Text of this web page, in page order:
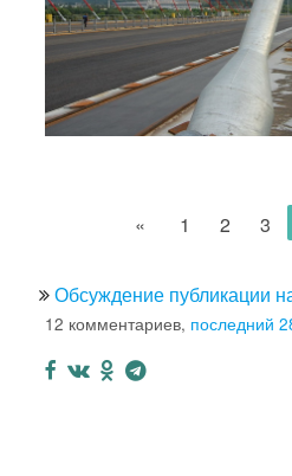
« 1 2 3
Обсуждение публикации
12 комментариев, последний